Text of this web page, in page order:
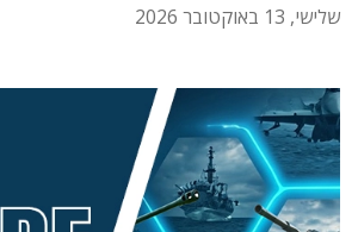
שלישי, 13 באוקטובר 2026